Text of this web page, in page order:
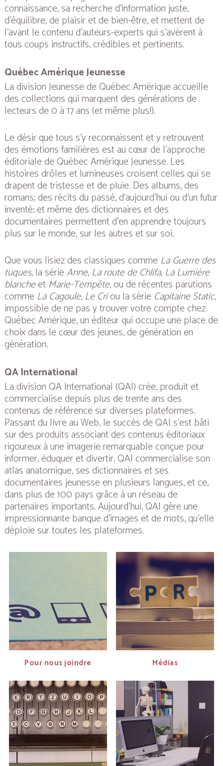
connaissance, sa recherche d’information juste,
d’équilibre, de plaisir et de bien-être, et mettent de
l’avant le contenu d’auteurs-experts qui s’avèrent à
tous coups instructifs, crédibles et pertinents.
Québec Amérique Jeunesse
La division Jeunesse de Québec Amérique accueille
des collections qui marquent des générations de
lecteurs de 0 à 17 ans (et même plus!).
Le désir que tous s’y reconnaissent et y retrouvent
des émotions familières est au cœur de l’approche
éditoriale de Québec Amérique Jeunesse. Les
histoires drôles et lumineuses croisent celles qui se
drapent de tristesse et de pluie. Des albums, des
romans; des récits du passé, d’aujourd’hui ou d’un futur
inventé; et même des dictionnaires et des
documentaires permettent d’en apprendre toujours
plus sur le monde, sur les autres et sur soi.
Que vous lisiez des classiques comme La Guerre des
tuques, la sérieAnne, La route de Chlifa, La Lumière
blancheet Marie-Tempête, ou de récentes parutions
comme La Cagoule, Le Criou la série Capitaine Static,
impossible de ne pas y trouver votre compte chez
Québec Amérique, un éditeur qui occupe une place de
choix dans le cœur des jeunes, de génération en
génération.
QA International
La division QA International (QAI) crée, produit et
commercialise depuis plus de trente ans des
contenus de référence sur diverses plateformes.
Passant du livre au Web, le succès de QAI s’est bâti
sur des produits associant des contenus éditoriaux
rigoureux à une imagerie remarquable conçue pour
informer, éduquer et divertir. QAI commercialise son
atlas anatomique, ses dictionnaires et ses
documentaires jeunesse en plusieurs langues, et ce,
dans plus de 100 pays grâce à un réseau de
partenaires importants. Aujourd’hui, QAI gère une
impressionnante banque d’images et de mots, qu’elle
déploie sur toutes les plateformes.
Pour nous joindre Médias